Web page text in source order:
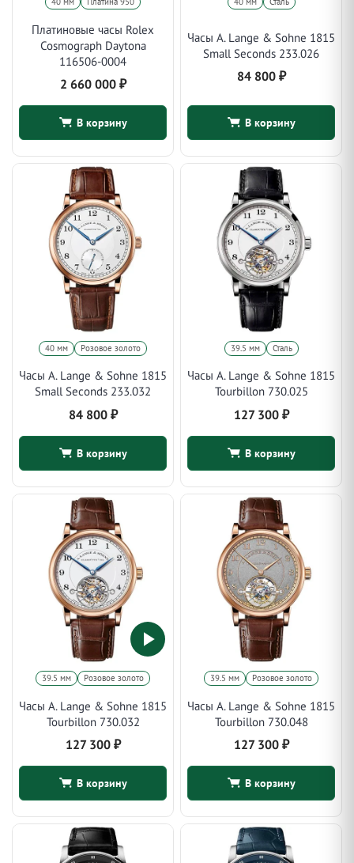
Платиновые часы Rolex
Cosmograph Daytona
116506-0004
2 660 000 ₽
В корзину
Часы A. Lange & Sohne 1815
Small Seconds 233.026
84 800 ₽
В корзину
40 мм Розовое золото
Часы A. Lange & Sohne 1815
Small Seconds 233.032
84 800 ₽
В корзину
39.5 мм Сталь
Часы A. Lange & Sohne 1815
Tourbillon 730.025
127 300 ₽
В корзину
39.5 мм Розовое золото
Часы A. Lange & Sohne 1815
Tourbillon 730.032
127 300 ₽
В корзину
39.5 мм Розовое золото
Часы A. Lange & Sohne 1815
Tourbillon 730.048
127 300 ₽
В корзину